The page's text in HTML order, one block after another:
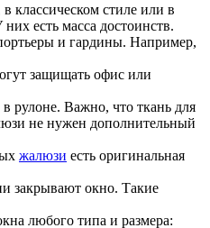
классическом стиле или в
есть масса достоинств.
и гардины. Например,
защищать офис или
рулоне. Важно, что ткань для
не нужен дополнительный
жалюзи есть оригинальная
закрывают окно. Такие
любого типа и размера: